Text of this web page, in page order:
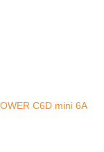
C6D mini 6A